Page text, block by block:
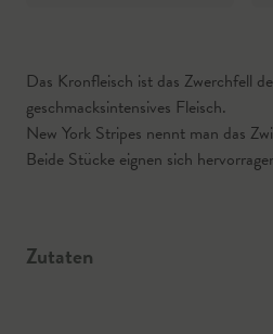
Das Kronfleisch ist das Zwerchfell
geschmacksintensives Fleisch.
New York Stripes nennt man das
Beide Stücke eignen sich
Zutaten